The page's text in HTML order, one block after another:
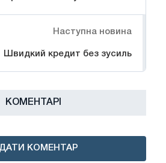
Наступна новина
Швидкий кредит без зусиль
КОМЕНТАРІ
КОМЕНТАР